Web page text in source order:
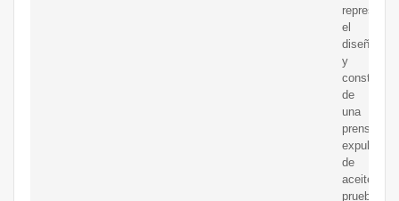
representa
el
diseño
y
de
una
prensa
expulsora
de
aceite,
prueba